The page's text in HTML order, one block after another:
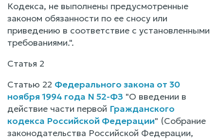
Кодекса, не выполнены предусмотренные
законом обязанности по ее сносу или
приведению в соответствие с установленными
требованиями.".
Статья 2
Статью 22 Федерального закона от 30
ноября 1994 года N 52-ФЗ "О введении в
действие части первой Гражданского
кодекса Российской Федерации" (Собрание
законодательства Российской Федерации,